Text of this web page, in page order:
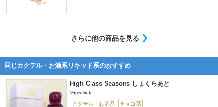
さらに他の商品を見る
同じカクテル・お酒系リキッド系のおすすめ
High Class Seasons しょくらあと
VapeSick
カクテル・お酒系
チョコ系